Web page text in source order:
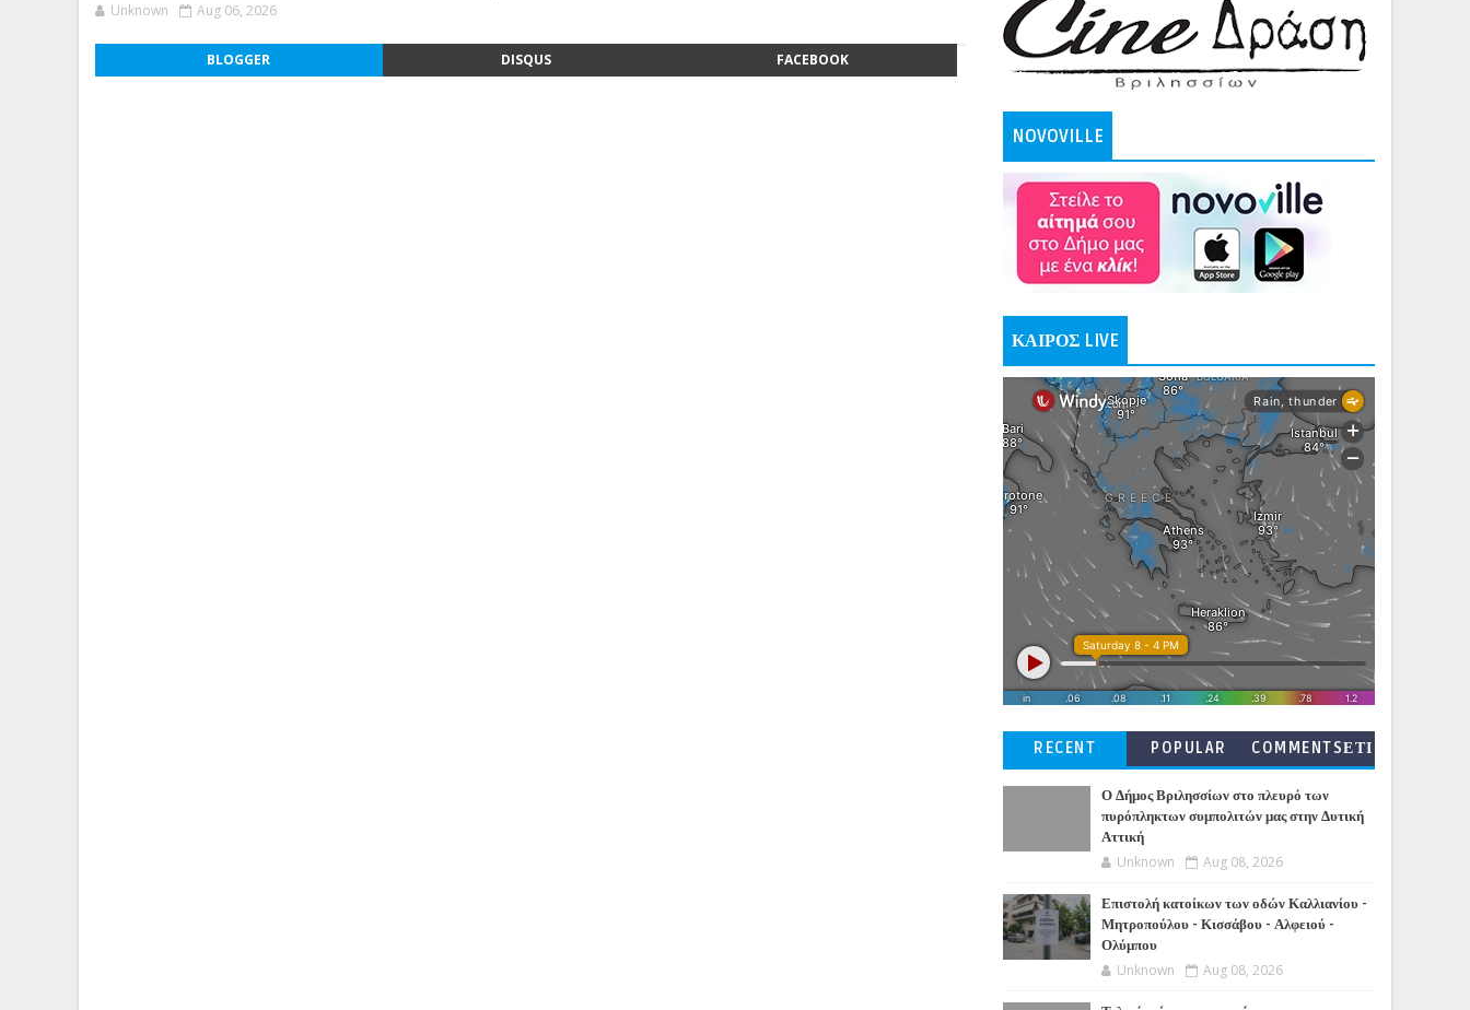
Unknown Aug 06, 2026
BLOGGER DISQUS FACEBOOK
NOVOVILLE
ΚΑΙΡΟΣ LIVE
RECENT POPULAR
COMMENTSΕΤΙ
Ο Δήμος Βριλησσίων στο πλευρό των
πυρόπληκτων συμπολιτών μας στην Δυτική
Αττική
Unknown Aug 08, 2026
Επιστολή κατοίκων των οδών Καλλιανίου -
Μητροπούλου - Κισσάβου - Αλφειού -
Ολύμπου
Unknown Aug 08, 2026